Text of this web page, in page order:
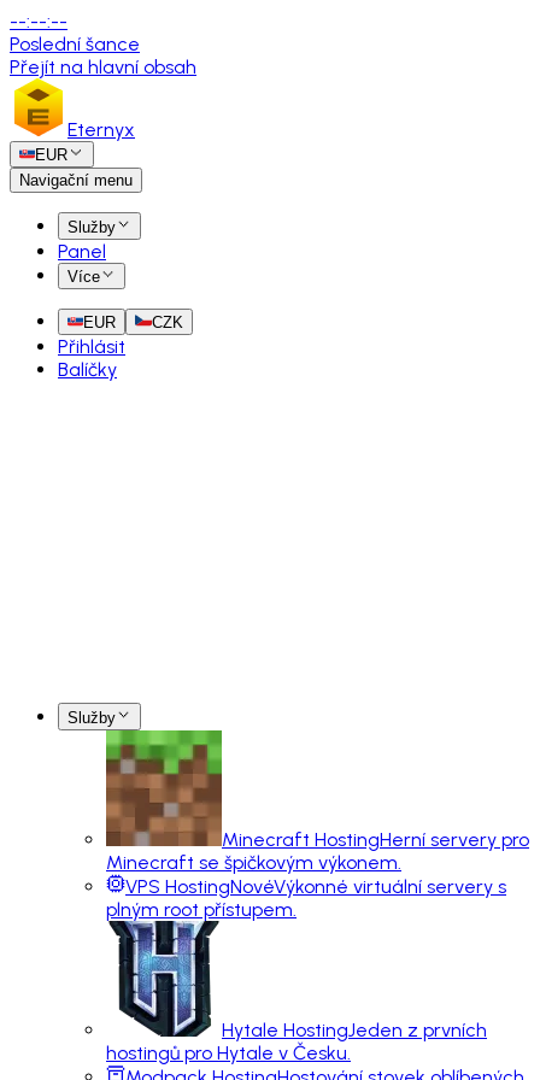
--:--:--
Poslední šance
Přejít na hlavní obsah
Eternyx
EUR
Navigační menu
Služby
Panel
Více
EUR CZK
Přihlásit
Balíčky
Služby
Minecraft HostingHerní servery pro
Minecraft se špičkovým výkonem.
VPS HostingNovéVýkonné virtuální servery s
plným root přístupem.
Hytale HostingJeden z prvních
hostingů pro Hytale v Česku.